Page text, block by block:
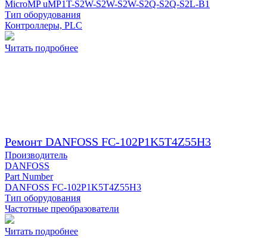
MicroMP uMP1T-S2W-S2W-S2W-S2Q-S2Q-S2L-B1
Тип оборудования
Контроллеры, PLC
Читать подробнее
Ремонт DANFOSS FC-102P1K5T4Z55H3
Производитель
DANFOSS
Part Number
DANFOSS FC-102P1K5T4Z55H3
Тип оборудования
Частотные преобразователи
Читать подробнее